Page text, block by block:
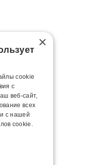
×
cookie
с
веб-сайт,
всех
с нашей
cookie.